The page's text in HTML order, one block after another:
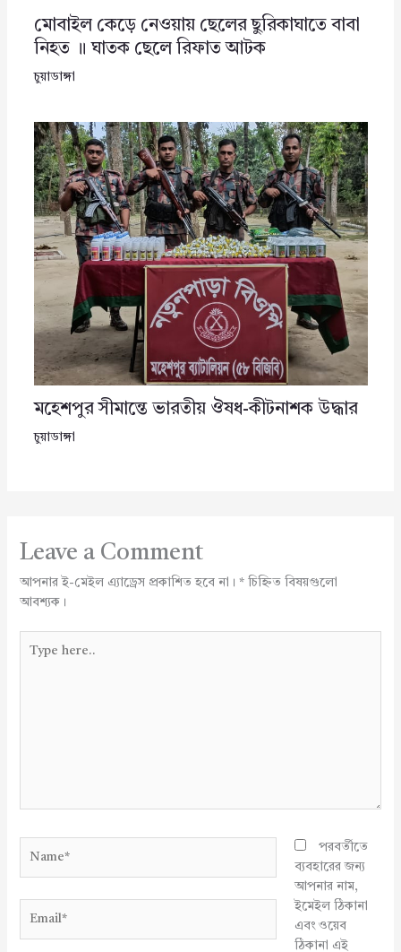
মোবাইল কেড়ে নেওয়ায় ছেলের ছুরিকাঘাতে বাবা
নিহত ॥ ঘাতক ছেলে রিফাত আটক
চুয়াডাঙ্গা
মহেশপুর সীমান্তে ভারতীয় ঔষধ-কীটনাশক উদ্ধার
চুয়াডাঙ্গা
Leave a Comment
আপনার ই-মেইল এ্যাড্রেস প্রকাশিত হবে না। *চিহ্নিত বিষয়গুলো
আবশ্যক।
here..
পরবর্তীতে
ব্যবহারের জন্য
আপনার নাম,
ইমেইল ঠিকানা
এবং ওয়েব
ঠিকানা এই